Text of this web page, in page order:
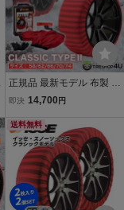
正規品 最新モデル 布製 IS
SE サイズ74 イッセ スノ
イプ2 非金属 タイヤチェ
ーン ジャッキアップ不要
即決 14,700 円
送料無料